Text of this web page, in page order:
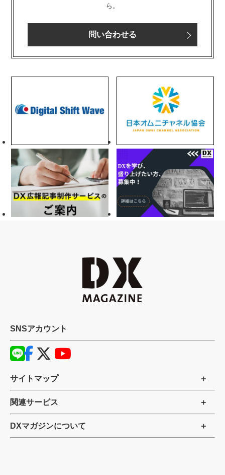
ら。
問い合わせる
SNSアカウント
サイトマップ
関連サービス
DXマガジンについて